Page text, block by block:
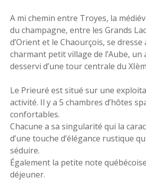
A mi chemin entre Troyes, la
du champagne, entre les Grands
d’Orient et le Chaourçois, se dresse
charmant petit village de l’Aube,
desservi d’une tour centrale du
Le Prieuré est situé sur une
activité. Il y a 5 chambres d’hôtes
confortables.
Chacune a sa singularité qui la
d’une touche d’élégance rustique
séduire.
Également la petite note
déjeuner.